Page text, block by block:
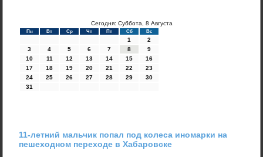
Сегодня: Суббота, 8 Августа
Пн Вт Ср Чт Пт Сб Вс
1
2
3
4 5 6 7 8
9
10
11 12 13 14 15
16
17
18 19 20 21 22
23
24
25 26 27 28 29
30
31
11-летний мальчик попал под колеса иномарки на
пешеходном переходе в Хабаровске